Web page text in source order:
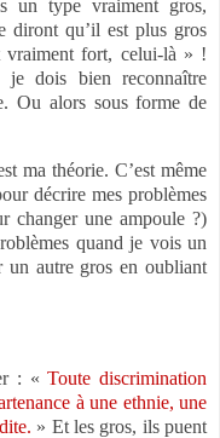
un type vraiment gros,
diront qu’il est plus gros
fort, celui-là » !
je dois bien reconnaître
Ou alors sous forme de
ma théorie. C’est même
décrire mes problèmes
changer une ampoule ?)
quand je vois un
autre gros en oubliant
: «Toute discrimination
à une ethnie, une
» Et les gros, ils puent